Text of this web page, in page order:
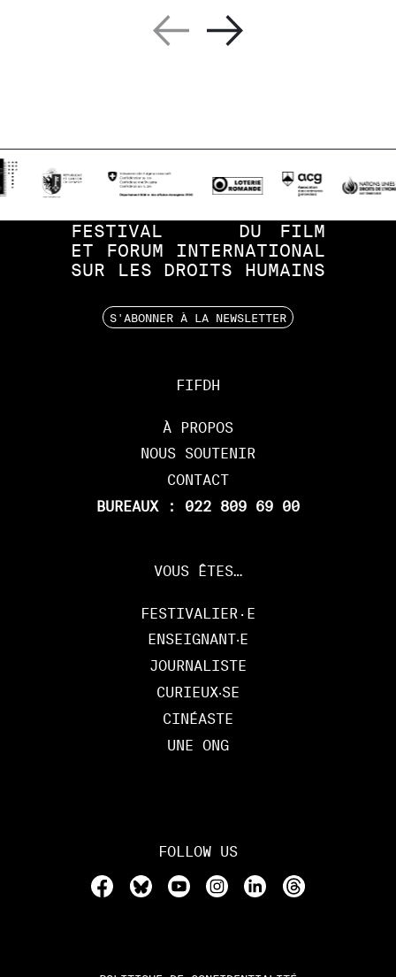
FIFDH
À PROPOS
NOUS SOUTENIR
CONTACT
BUREAUX : 022 809 69 00
FESTIVAL DU
FILM
ET
FORUM
INTERNATIONAL
SUR
LES DROITS HUMAINS
S'ABONNER À LA NEWSLETTER
VOUS ÊTES…
FESTIVALIER·E
ENSEIGNANT‧E
JOURNALISTE
CURIEUX‧SE
CINÉASTE
UNE ONG
FOLLOW US